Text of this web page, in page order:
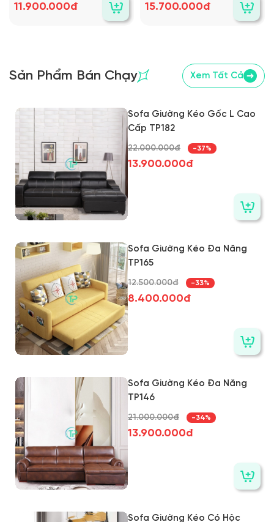
11.900.000đ 15.700.000đ
Sản Phẩm Bán Chạy Xem Tất Cả
Sofa Giường Kéo Gốc L Cao
Cấp TP182
22.000.000đ -37%
13.900.000đ
Sofa Giường Kéo Đa Năng
TP165
12.500.000đ -33%
8.400.000đ
Sofa Giường Kéo Đa Năng
TP146
21.000.000đ -34%
13.900.000đ
Sofa Giường Kéo Có Hộc